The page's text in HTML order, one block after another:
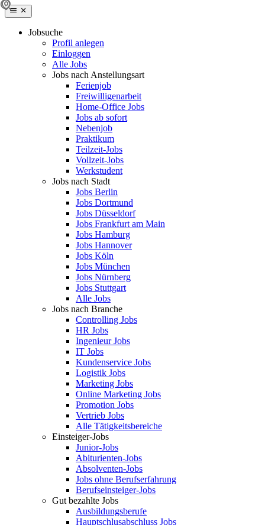
Jobsuche
Profil anlegen
Einloggen
Alle Jobs
Jobs nach Anstellungsart
Ferienjob
Freiwilligenarbeit
Home-Office Jobs
Jobs ab sofort
Nebenjob
Praktikum
Teilzeit-Jobs
Vollzeit-Jobs
Werkstudent
Jobs nach Stadt
Jobs Berlin
Jobs Dortmund
Jobs Düsseldorf
Jobs Frankfurt am Main
Jobs Hamburg
Jobs Hannover
Jobs Köln
Jobs München
Jobs Nürnberg
Jobs Stuttgart
Alle Jobs
Jobs nach Branche
Controlling Jobs
HR Jobs
Ingenieur Jobs
IT Jobs
Kundenservice Jobs
Logistik Jobs
Marketing Jobs
Online Marketing Jobs
Promotion Jobs
Vertrieb Jobs
Alle Tätigkeitsbereiche
Einsteiger-Jobs
Junior-Jobs
Abiturienten-Jobs
Absolventen-Jobs
Jobs ohne Berufserfahrung
Berufseinsteiger-Jobs
Gut bezahlte Jobs
Ausbildungsberufe
Hauptschlusabschluss Jobs